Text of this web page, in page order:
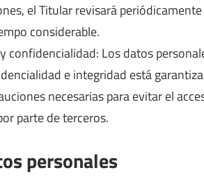
el Titular revisará
considerable.
confidencialidad: Los datos
e integridad está
necesarias para evitar el
parte de terceros.
personales